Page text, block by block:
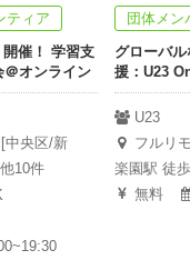
ティア
開催！ 学習支
＠オンライン
中央区/新
10件
団体メン
グローバ
援：U23
U23
フルリ
楽園駅 徒
無料